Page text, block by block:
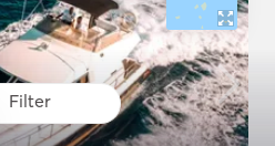
Filter